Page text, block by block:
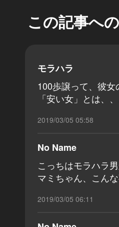
この記事へ
モラハラ
100歩譲って、彼
「安い女」とは、
2019/03/05 05:58
No Name
こっちはモラハラ
マミちゃん、こん
2019/03/05 06:11